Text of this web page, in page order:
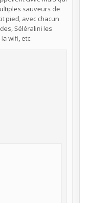
sauveurs de
pied, avec chacun
Séléralini les
wifi, etc.